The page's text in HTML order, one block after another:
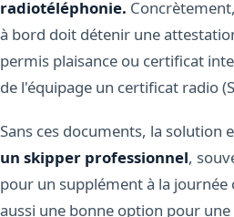
radiotéléphonie.
à bord doit détenir une
permis plaisance ou certificat
de l'équipage un certificat radio
Sans ces documents, la solution
un skipper professionnel,
pour un supplément à la journée
aussi une bonne option pour